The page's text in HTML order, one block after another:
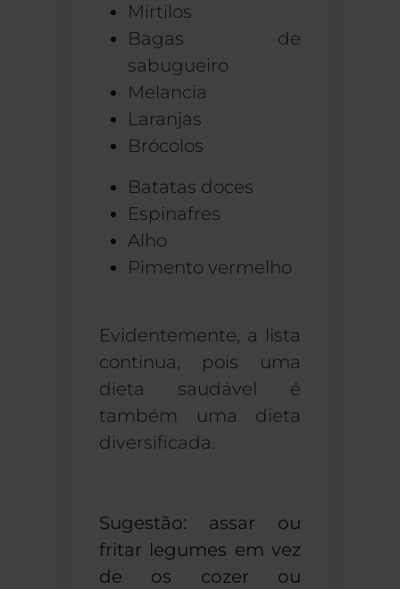
Mirtilos
Bagas de
sabugueiro
Melancia
Laranjas
Brócolos
Batatas doces
Espinafres
Alho
Pimento vermelho
Evidentemente, a lista
continua, pois uma
dieta saudável é
também uma dieta
diversificada.
Sugestão: assar ou
fritar legumes em vez
de os cozer ou